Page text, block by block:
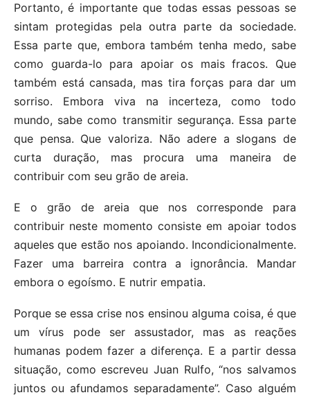
Portanto, é importante que todas essas pessoas se
sintam protegidas pela outra parte da sociedade.
Essa parte que, embora também tenha medo, sabe
como guarda-lo para apoiar os mais fracos. Que
também está cansada, mas tira forças para dar um
sorriso. Embora viva na incerteza, como todo
mundo, sabe como transmitir segurança. Essa parte
que pensa. Que valoriza. Não adere a slogans de
curta duração, mas procura uma maneira de
contribuir com seu grão de areia.
E o grão de areia que nos corresponde para
contribuir neste momento consiste em apoiar todos
aqueles que estão nos apoiando. Incondicionalmente.
Fazer uma barreira contra a ignorância. Mandar
embora o egoísmo. E nutrir empatia.
Porque se essa crise nos ensinou alguma coisa, é que
um vírus pode ser assustador, mas as reações
humanas podem fazer a diferença. E a partir dessa
situação, como escreveu Juan Rulfo, “nos salvamos
juntos ou afundamos separadamente”. Caso alguém